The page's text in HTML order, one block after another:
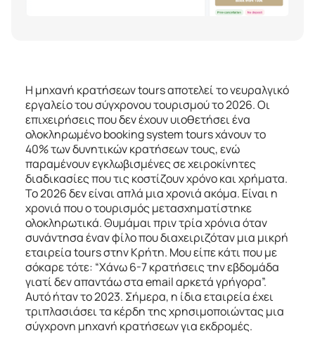
Η μηχανή κρατήσεων tours αποτελεί το νευραλγικό
εργαλείο του σύγχρονου τουρισμού το 2026. Οι
επιχειρήσεις που δεν έχουν υιοθετήσει ένα
ολοκληρωμένο booking system tours χάνουν το
40% των δυνητικών κρατήσεων τους, ενώ
παραμένουν εγκλωβισμένες σε χειροκίνητες
διαδικασίες που τις κοστίζουν χρόνο και χρήματα.
Το 2026 δεν είναι απλά μια χρονιά ακόμα. Είναι η
χρονιά που ο τουρισμός μετασχηματίστηκε
ολοκληρωτικά. Θυμάμαι πριν τρία χρόνια όταν
συνάντησα έναν φίλο που διαχειριζόταν μια μικρή
εταιρεία tours στην Κρήτη. Μου είπε κάτι που με
σόκαρε τότε: “Χάνω 6-7 κρατήσεις την εβδομάδα
γιατί δεν απαντάω στα email αρκετά γρήγορα”.
Αυτό ήταν το 2023. Σήμερα, η ίδια εταιρεία έχει
τριπλασιάσει τα κέρδη της χρησιμοποιώντας μια
σύγχρονη μηχανή κρατήσεων για εκδρομές.